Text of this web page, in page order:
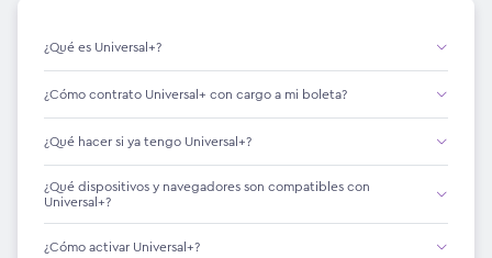
¿Qué es Universal+?
¿Cómo contrato Universal+ con cargo a mi boleta?
¿Qué hacer si ya tengo Universal+?
¿Qué dispositivos y navegadores son compatibles con
Universal+?
¿Cómo activar Universal+?